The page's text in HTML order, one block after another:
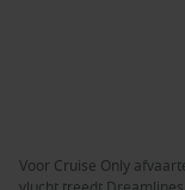
Voor Cruise Only